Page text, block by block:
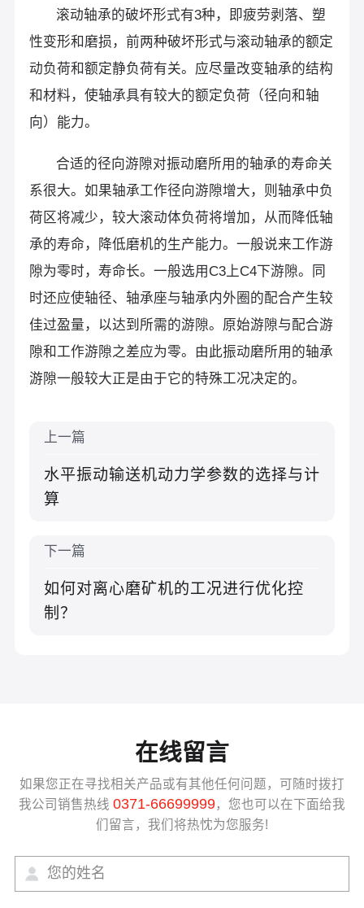
滚动轴承的破坏形式有3种，即疲劳剥落、塑
性变形和磨损，前两种破坏形式与滚动轴承的额定
动负荷和额定静负荷有关。应尽量改变轴承的结构
和材料，使轴承具有较大的额定负荷（径向和轴
向）能力。
合适的径向游隙对振动磨所用的轴承的寿命关
系很大。如果轴承工作径向游隙增大，则轴承中负
荷区将减少，较大滚动体负荷将增加，从而降低轴
承的寿命，降低磨机的生产能力。一般说来工作游
隙为零时，寿命长。一般选用C3上C4下游隙。同
时还应使轴径、轴承座与轴承内外圈的配合产生较
佳过盈量，以达到所需的游隙。原始游隙与配合游
隙和工作游隙之差应为零。由此振动磨所用的轴承
游隙一般较大正是由于它的特殊工况决定的。
上一篇
水平振动输送机动力学参数的选择与计
算
下一篇
如何对离心磨矿机的工况进行优化控
制？
在线留言
如果您正在寻找相关产品或有其他任何问题，可随时拨打
我公司销售热线 0371-66699999，您也可以在下面给我
们留言，我们将热忱为您服务!